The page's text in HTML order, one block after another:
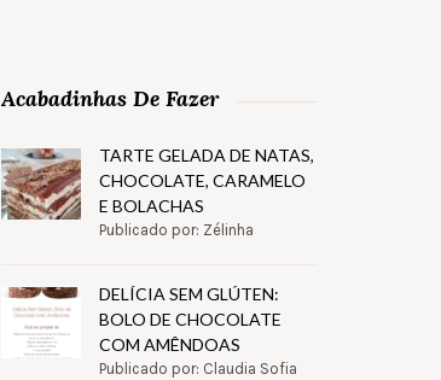
Acabadinhas De Fazer
TARTE GELADA DE NATAS,
CHOCOLATE, CARAMELO
E BOLACHAS
Publicado por: Zélinha
DELÍCIA SEM GLÚTEN:
BOLO DE CHOCOLATE
COM AMÊNDOAS
Publicado por: Claudia Sofia